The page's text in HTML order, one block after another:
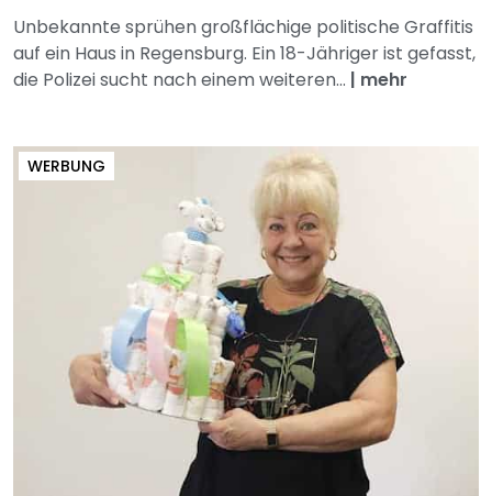
Unbekannte sprühen großflächige politische Graffitis
auf ein Haus in Regensburg. Ein 18-Jähriger ist gefasst,
die Polizei sucht nach einem weiteren... | mehr
WERBUNG